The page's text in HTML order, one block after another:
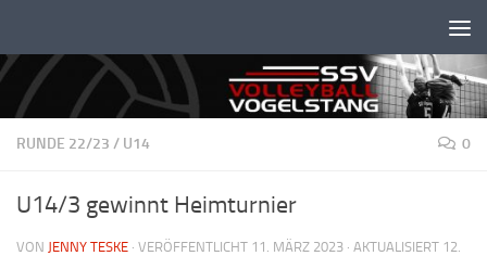
RUNDE 22/23 / U14 0
U14/3 gewinnt Heimturnier
VON JENNY TESKE · VERÖFFENTLICHT 11. MÄRZ 2023 · AKTUALISIERT 12.